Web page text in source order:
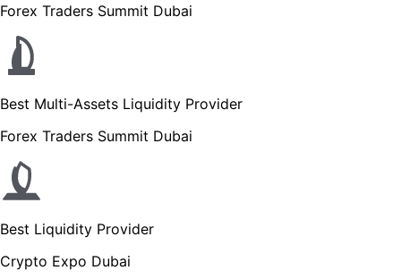
Forex Traders Summit Dubai
Best Multi-Assets Liquidity Provider
Forex Traders Summit Dubai
Best Liquidity Provider
Crypto Expo Dubai